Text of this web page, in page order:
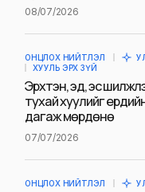
08/07/2026
ОНЦЛОХ НИЙТЛЭЛ
ХУУЛЬ ЭРХ ЗҮЙ
Эрхтэн, эд, эс
тухай хуулийг
дагаж мөрдөнө
07/07/2026
ОНЦЛОХ НИЙТЛЭЛ